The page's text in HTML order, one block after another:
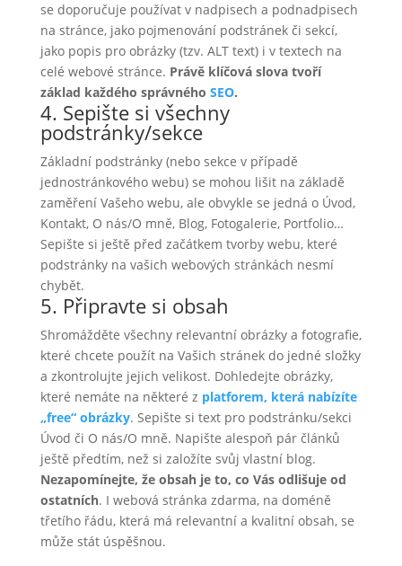
se doporučuje používat v nadpisech a podnadpisech
na stránce, jako pojmenování podstránek či sekcí,
jako popis pro obrázky (tzv. ALT text) i v textech na
celé webové stránce. Právě klíčová slova tvoří
základ každého správného SEO.
4. Sepište si všechny
podstránky/sekce
Základní podstránky (nebo sekce v případě
jednostránkového webu) se mohou lišit na základě
zaměření Vašeho webu, ale obvykle se jedná o Úvod,
Kontakt, O nás/O mně, Blog, Fotogalerie, Portfolio…
Sepište si ještě před začátkem tvorby webu, které
podstránky na vašich webových stránkách nesmí
chybět.
5. Připravte si obsah
Shromážděte všechny relevantní obrázky a fotografie,
které chcete použít na Vašich stránek do jedné složky
a zkontrolujte jejich velikost. Dohledejte obrázky,
které nemáte na některé z platforem, která nabízíte
„free“ obrázky. Sepište si text pro podstránku/sekci
Úvod či O nás/O mně. Napište alespoň pár článků
ještě předtím, než si založíte svůj vlastní blog.
Nezapomínejte, že obsah je to, co Vás odlišuje od
ostatních. I webová stránka zdarma, na doméně
třetího řádu, která má relevantní a kvalitní obsah, se
může stát úspěšnou.